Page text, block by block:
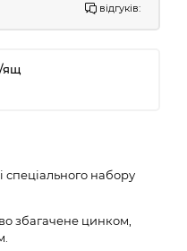
відгуків:
ящ
набору
збагачене цинком,